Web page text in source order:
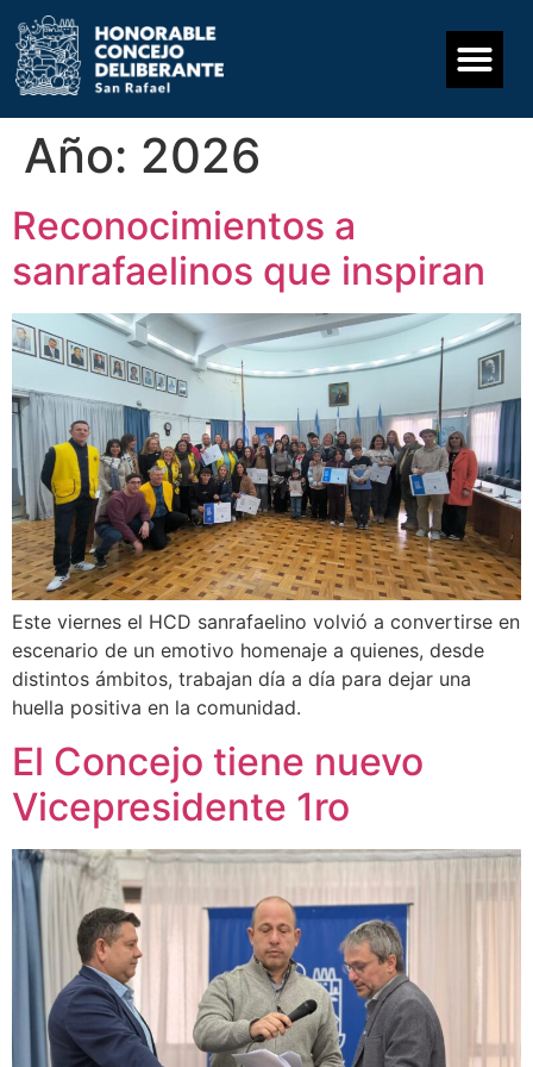
Año: 2026
Reconocimientos a
sanrafaelinos que inspiran
Este viernes el HCD sanrafaelino volvió a convertirse en
escenario de un emotivo homenaje a quienes, desde
distintos ámbitos, trabajan día a día para dejar una
huella positiva en la comunidad.
El Concejo tiene nuevo
Vicepresidente 1ro